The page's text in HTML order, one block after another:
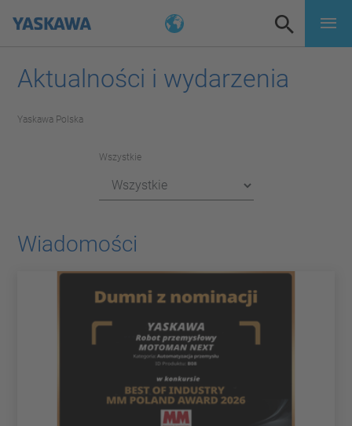
Aktualności i wydarzenia
Yaskawa Polska
Wszystkie
Wiadomości